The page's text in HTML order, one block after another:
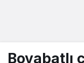
Boyabatlı